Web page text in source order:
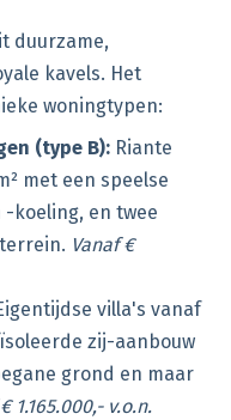
duurzame,
kavels. Het
woningtypen:
(type B): Riante
met een speelse
koeling, en twee
Vanaf €
villa's vanaf
zij-aanbouw
grond en maar
1.165.000,- v.o.n.